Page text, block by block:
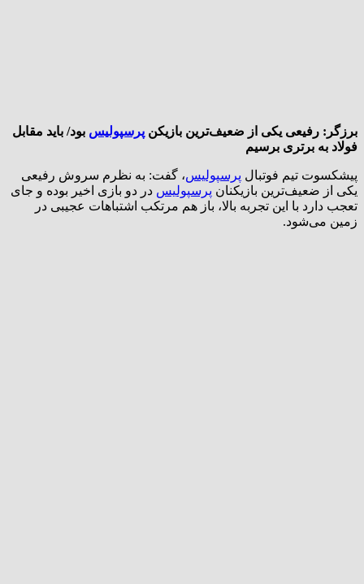
برزگر: رفیعی یکی از ضعیف‌ترین بازیکن پرسپولیس بود/ باید مقابل
فولاد به برتری برسیم
پیشکسوت تیم فوتبال پرسپولیس، گفت: به نظرم سروش رفیعی
یکی از ضعیف‌ترین بازیکنان پرسپولیس در دو بازی اخیر بوده و جای
تعجب دارد با این تجربه بالا، باز هم مرتکب اشتباهات عجیبی در
زمین می‌شود.